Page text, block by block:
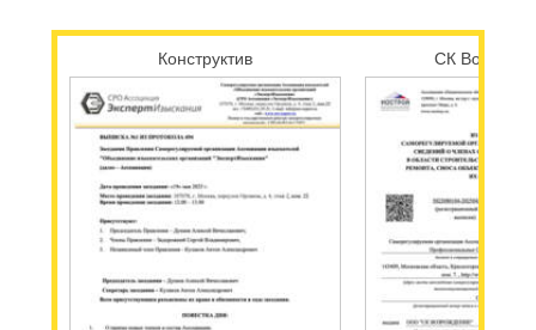
Конструктив СК